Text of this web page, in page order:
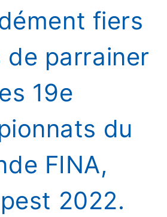
fiers
de parrainer
19e
du
FINA,
2022.